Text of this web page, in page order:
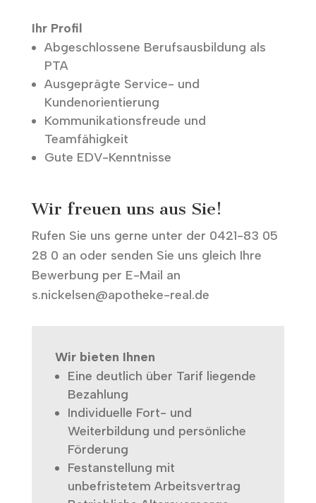
Ihr Profil
Abgeschlossene Berufsausbildung als
PTA
Ausgeprägte Service- und
Kundenorientierung
Kommunikationsfreude und
Teamfähigkeit
Gute EDV-Kenntnisse
Wir freuen uns aus Sie!
Rufen Sie uns gerne unter der 0421-83 05
28 0 an oder senden Sie uns gleich Ihre
Bewerbung per E-Mail an
s.nickelsen@apotheke-real.de
Wir bieten Ihnen
Eine deutlich über Tarif liegende
Bezahlung
Individuelle Fort- und
Weiterbildung und persönliche
Förderung
Festanstellung mit
unbefristetem Arbeitsvertrag